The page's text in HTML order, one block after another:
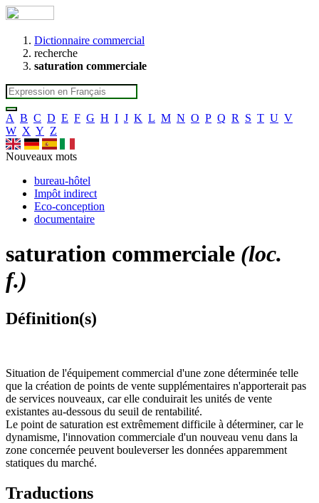
Dictionnaire commercial
recherche
saturation commerciale
A B C D E F G H I J K L M N O P Q R S T U V
W X Y Z
Nouveaux mots
bureau-hôtel
Impôt indirect
Eco-conception
documentaire
saturation commerciale (loc.
f.)
Définition(s)
Situation de l'équipement commercial d'une zone déterminée telle
que la création de points de vente supplémentaires n'apporterait pas
de services nouveaux, car elle conduirait les unités de vente
existantes au-dessous du seuil de rentabilité.
Le point de saturation est extrêmement difficile à déterminer, car le
dynamisme, l'innovation commerciale d'un nouveau venu dans la
zone concernée peuvent bouleverser les données apparemment
statiques du marché.
Traductions